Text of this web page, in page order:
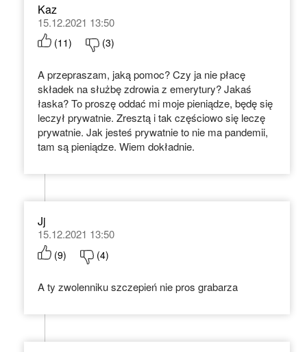
Kaz
15.12.2021 13:50
(11) (3)
A przepraszam, jaką pomoc? Czy ja nie płacę
składek na służbę zdrowia z emerytury? Jakaś
łaska? To proszę oddać mi moje pieniądze, będę się
leczył prywatnie. Zresztą i tak częściowo się leczę
prywatnie. Jak jesteś prywatnie to nie ma pandemii,
tam są pieniądze. Wiem dokładnie.
Jj
15.12.2021 13:50
(9) (4)
A ty zwolenniku szczepień nie pros grabarza